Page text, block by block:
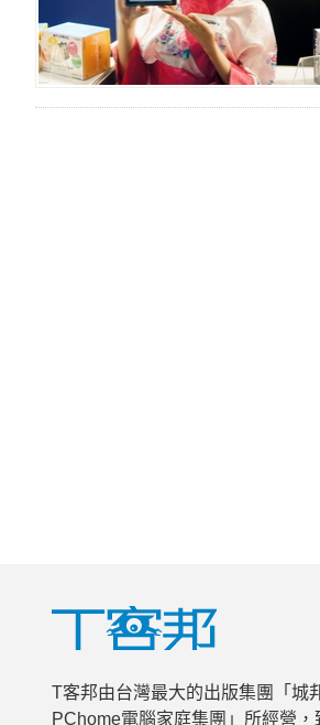
T客邦由台灣最大的出版集團「城
PChome電腦家庭集團」所經營